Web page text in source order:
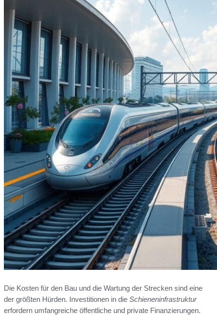
Die Kosten für den Bau und die Wartung der Strecken sind eine
der größten Hürden. Investitionen in die Schieneninfrastruktur
erfordern umfangreiche öffentliche und private Finanzierungen.